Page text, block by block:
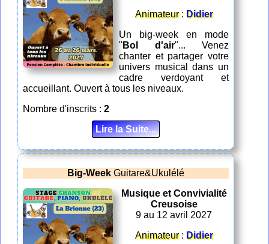
Animateur : Didier
Un big-week en mode
" Bol d'air"... Venez
chanter et partager votre
univers musical dans un
cadre verdoyant et
accueillant. Ouvert à tous les niveaux.
Nombre d'inscrits :2
Lire la Suite...
Big-Week Guitare&Ukulélé
Musique et Convivialité
Creusoise
9 au 12 avril 2027
Animateur : Didier